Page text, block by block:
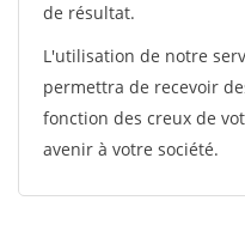
de résultat.
L'utilisation de notre
permettra de recevoir
fonction des creux de
avenir à votre société.